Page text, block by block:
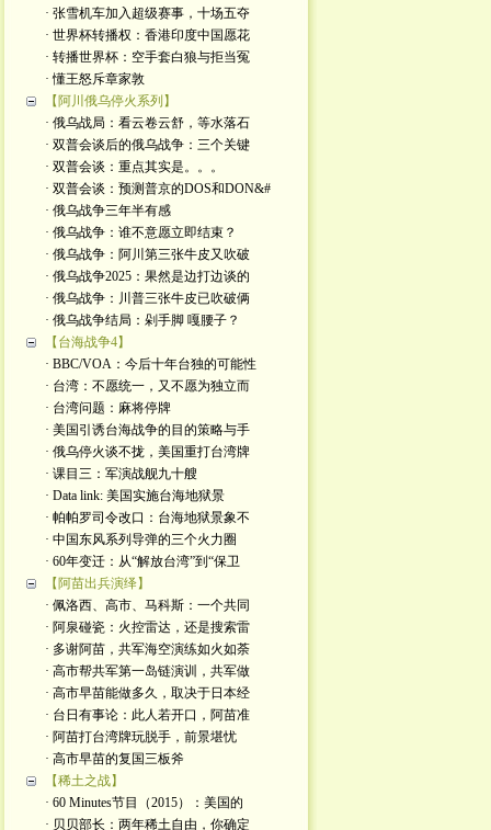
· 张雪机车加入超级赛事，十场五夺
· 世界杯转播权：香港印度中国愿花
· 转播世界杯：空手套白狼与拒当冤
· 懂王怒斥章家敦
【阿川俄乌停火系列】
· 俄乌战局：看云卷云舒，等水落石
· 双普会谈后的俄乌战争：三个关键
· 双普会谈：重点其实是。。。
· 双普会谈：预测普京的DOS和DON&#
· 俄乌战争三年半有感
· 俄乌战争：谁不意愿立即结束？
· 俄乌战争：阿川第三张牛皮又吹破
· 俄乌战争2025：果然是边打边谈的
· 俄乌战争：川普三张牛皮已吹破俩
· 俄乌战争结局：剁手脚 嘎腰子？
【台海战争4】
· BBC/VOA：今后十年台独的可能性
· 台湾：不愿统一，又不愿为独立而
· 台湾问题：麻将停牌
· 美国引诱台海战争的目的策略与手
· 俄乌停火谈不拢，美国重打台湾牌
· 课目三：军演战舰九十艘
· Data link: 美国实施台海地狱景
· 帕帕罗司令改口：台海地狱景象不
· 中国东风系列导弹的三个火力圈
· 60年变迁：从“解放台湾”到“保卫
【阿苗出兵演绎】
· 佩洛西、高市、马科斯：一个共同
· 阿泉碰瓷：火控雷达，还是搜索雷
· 多谢阿苗，共军海空演练如火如荼
· 高市帮共军第一岛链演训，共军做
· 高市早苗能做多久，取决于日本经
· 台日有事论：此人若开口，阿苗准
· 阿苗打台湾牌玩脱手，前景堪忧
· 高市早苗的复国三板斧
【稀土之战】
· 60 Minutes节目（2015）：美国的
· 贝贝部长：两年稀土自由，你确定